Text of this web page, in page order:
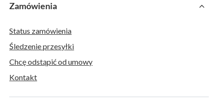
Zamówienia
Status zamówienia
Śledzenie przesyłki
Chcę odstąpić od umowy
Kontakt